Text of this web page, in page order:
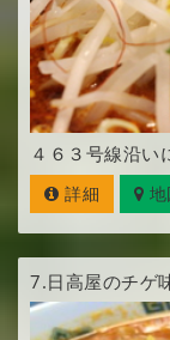
４６３号線沿い
詳細 地
7.日高屋のチゲ